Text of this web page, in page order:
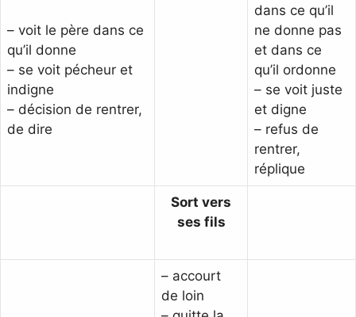
– voit le père dans ce
qu’il donne
– se voit pécheur et
indigne
– décision de rentrer,
de dire
dans ce qu’il
ne donne pas
et dans ce
qu’il ordonne
– se voit juste
et digne
– refus de
rentrer,
réplique
Sort vers
ses fils
– accourt
de loin